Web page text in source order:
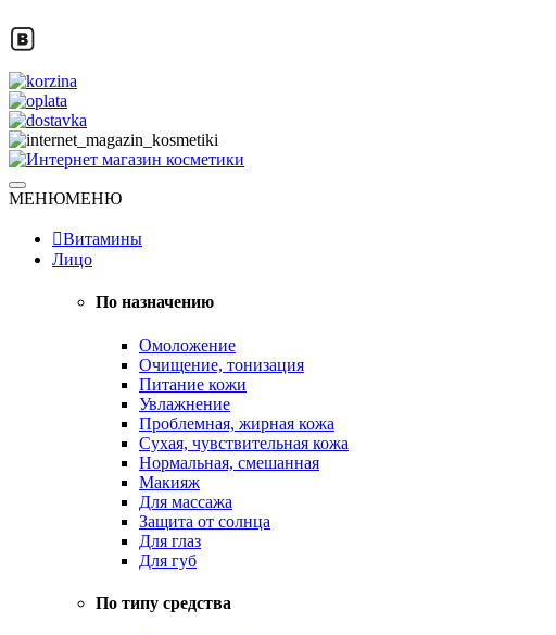
to
content
Интернет магазин косметики
Натуральная косметика
МЕНЮМЕНЮ
Витамины
Лицо
По назначению
Омоложение
Очищение, тонизация
Питание кожи
Увлажнение
Проблемная, жирная кожа
Сухая, чувствительная кожа
Нормальная, смешанная
Макияж
Для массажа
Защита от солнца
Для глаз
Для губ
По типу средства